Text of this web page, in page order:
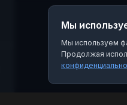
Мы
Мы используем
Продолжая